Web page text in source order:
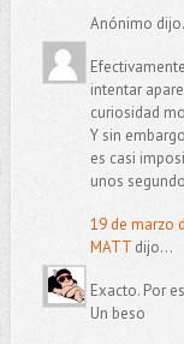
Anónimo
intentar
curiosidad
Y sin
es casi
unos
19 de marzo
MATTdijo...
Exacto. Por
Un beso